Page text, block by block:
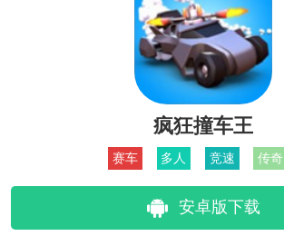
卡牌对战 音乐舞蹈
挂机养成
疯狂撞车王
赛车 多人 竞速 传奇
安卓版下载